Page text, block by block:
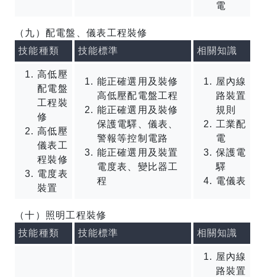
電
（九）配電盤、儀表工程裝修
技能種類
技能標準 相關知識
高低壓
配電盤
工程裝
修
高低壓
儀表工
程裝修
電度表
裝置
能正確選用及裝修
高低壓配電盤工程
能正確選用及裝修
保護電驛、儀表、
警報等控制電路
能正確選用及裝置
電度表、變比器工
程
屋內線
路裝置
規則
工業配
電
保護電
驛
電儀表
（十）照明工程裝修
技能種類
技能標準 相關知識
屋內線
路裝置